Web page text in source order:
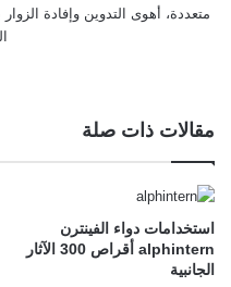
متعددة، أهوى التدوين وإفادة
مقالات ذات صلة
استخدامات دواء الفينترن
alphintern أقراص 300 الآثار
الجانبية